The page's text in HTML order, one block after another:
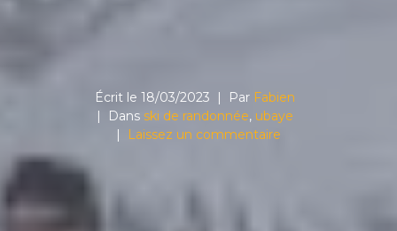
Écrit le 18/03/2023 Par Fabien
Dans ski de randonnée, ubaye
Laissez un commentaire